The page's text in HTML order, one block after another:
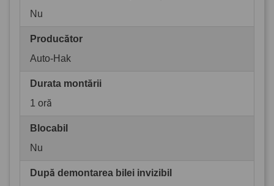
Nu
Producător
Auto-Hak
Durata montării
1 oră
Blocabil
Nu
După demontarea bilei invizibil